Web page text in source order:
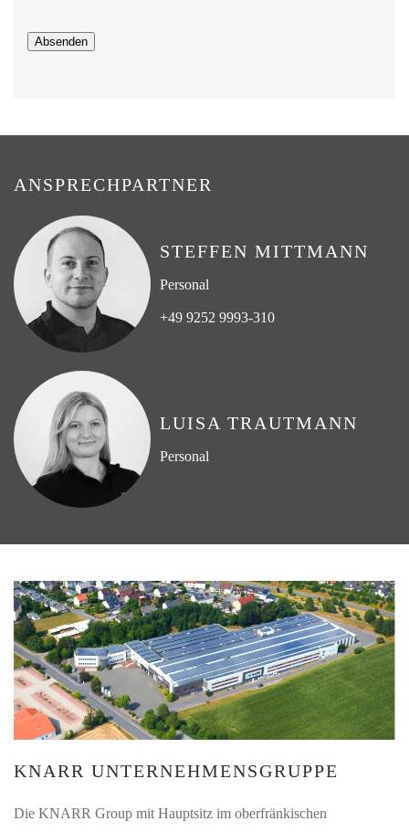
Absenden
ANSPRECHPARTNER
STEFFEN MITTMANN
Personal
+49 9252 9993-310
LUISA TRAUTMANN
Personal
KNARR UNTERNEHMENSGRUPPE
Die KNARR Group mit Hauptsitz im oberfränkischen